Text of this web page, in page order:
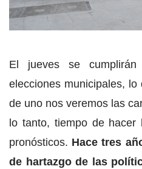
El jueves se
elecciones municipales,
de uno nos veremos las
lo tanto, tiempo de hacer
pronósticos. Hace tres
de hartazgo de las